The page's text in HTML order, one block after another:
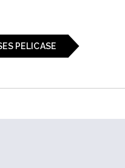
PELICASE